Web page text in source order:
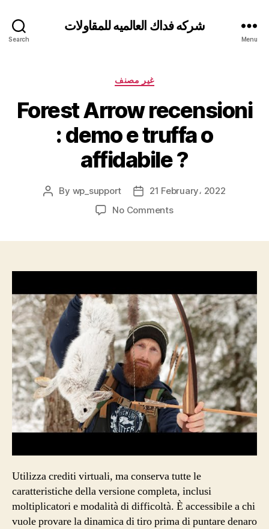
Search
شركه فداك العالميه للمقاولات
Menu
Categoriesغير مصنف
Forest Arrow recensioni
: demo e truffa o
affidabile ?
Post
By wp_support
Post21 February، 2022
No Commentson
truffa
o
affidabile
?
Utilizza crediti virtuali, ma conserva tutte le
caratteristiche della versione completa, inclusi
moltiplicatori e modalità di difficoltà. È accessibile a chi
vuole provare la dinamica di tiro prima di puntare denaro